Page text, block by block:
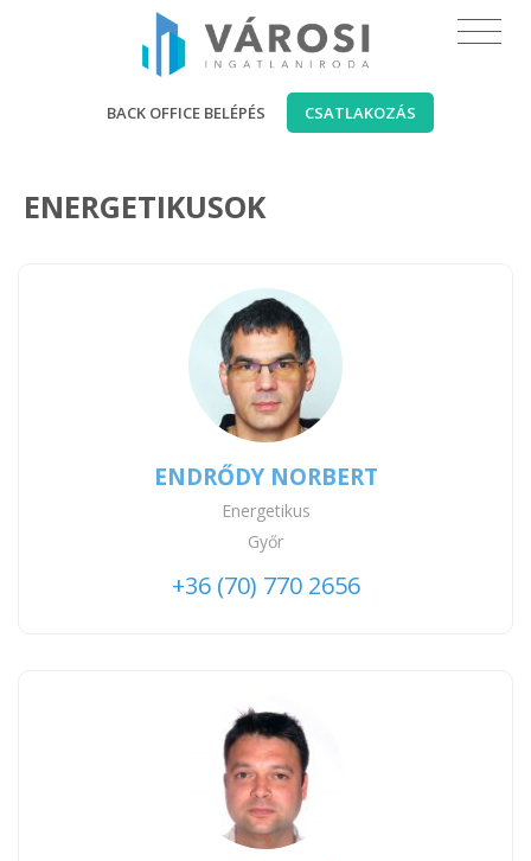
BACK OFFICE BELÉPÉS CSATLAKOZÁS
ENERGETIKUSOK
ENDRŐDY NORBERT
Energetikus
Győr
+36 (70) 770 2656